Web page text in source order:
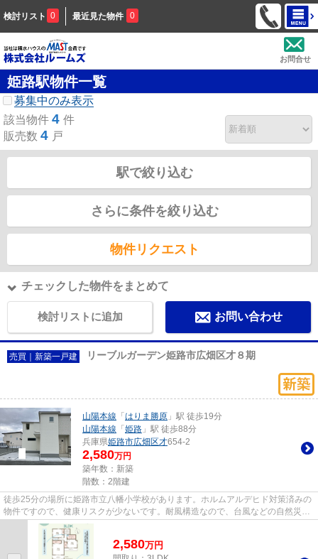
検討リスト 0 最近見た物件 0
お問合せ
姫路駅物件一覧
募集中のみ表示
該当物件 4 件
販売数 4 戸
駅で絞り込む
さらに条件を絞り込む
物件リクエスト
チェックした物件をまとめて
検討リストに追加 お問い合わせ
売買｜新築一戸建 リーブルガーデン姫路市広畑区才８期
山陽本線 「 はりま勝原 」駅 徒歩19分
山陽本線 「 姫路 」駅 徒歩88分
兵庫県姫路市広畑区才654-2
2,580万円
築年数：新築
階数：2階建
徒歩25分の場所に姫路市立八幡小学校があります。ホルムアルデヒド対策済みの
物件ですので、健康リスクが少ないです。耐風構造なので、台風などの自然災害
時も安心して過ごせます。こ...
2,580万円